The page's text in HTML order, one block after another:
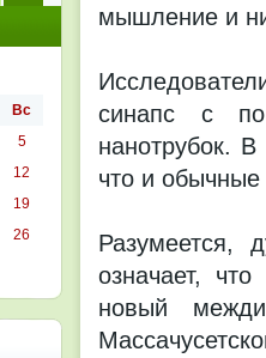
мышление и
синапс с
нанотрубок.
что и обычные
Разумеется,
означает,
новый
кален
Вс
5
12
19
26